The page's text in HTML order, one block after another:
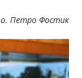
о. Петро Фостик